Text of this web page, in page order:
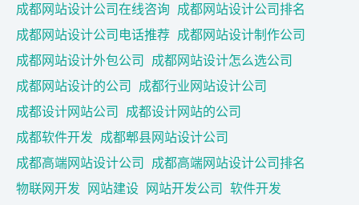
成都网站设计公司在线咨询 成都网站设计公司排名
成都网站设计公司电话推荐 成都网站设计制作公司
成都网站设计外包公司 成都网站设计怎么选公司
成都网站设计的公司 成都行业网站设计公司
成都设计网站公司 成都设计网站的公司
成都软件开发 成都郫县网站设计公司
成都高端网站设计公司 成都高端网站设计公司排名
物联网开发 网站建设 网站开发公司 软件开发